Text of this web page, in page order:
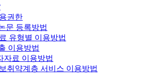
권한
문 등록방법
유형별 이용방법
이용방법
자료 이용방법
취약계층 서비스 이용방법